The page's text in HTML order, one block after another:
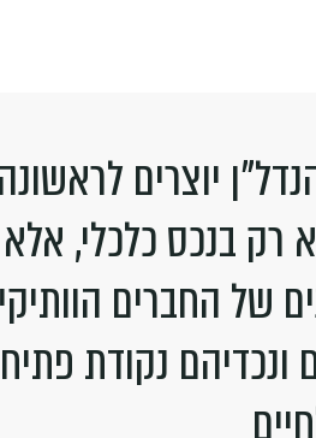
יוצרים לראשונה
רק בנכס כלכלי, אלא
של החברים
ונכדיהם נקודת